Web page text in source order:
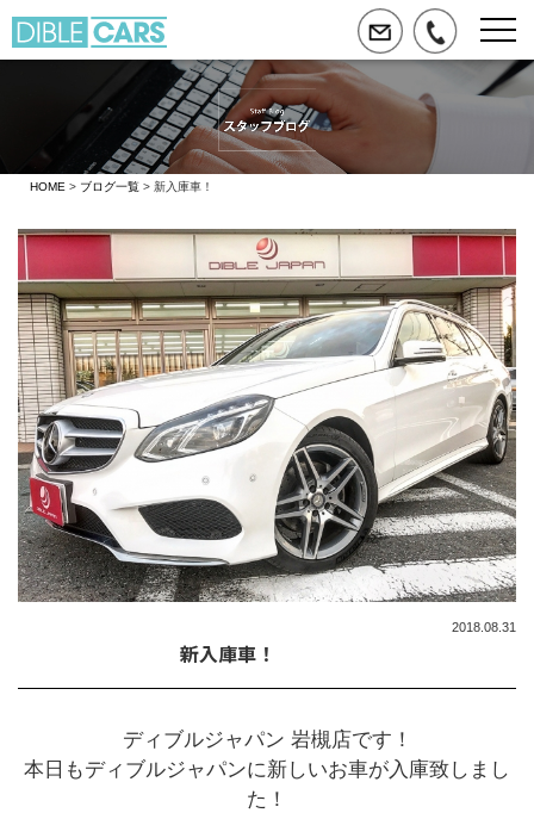
HOME > ブログ一覧 > 新入庫車！
新入庫車！
2018.08.31
ディブルジャパン 岩槻店です！
本日もディブルジャパンに新しいお車が入庫致しまし
た！